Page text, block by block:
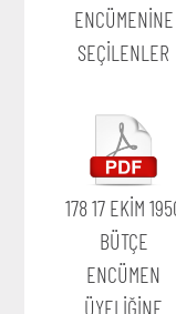
ENCÜMENİNE
SEÇİLENLER
178 17 EKİM
BÜTÇE
ENCÜMEN
ÜYELİĞİNE